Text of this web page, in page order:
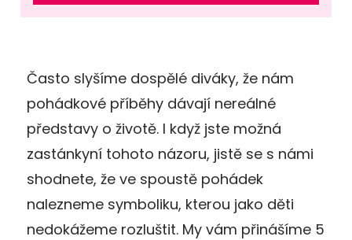
Často slyšíme dospělé diváky, že nám
pohádkové příběhy dávají nereálné
představy o životě. I když jste možná
zastánkyní tohoto názoru, jistě se s námi
shodnete, že ve spoustě pohádek
nalezneme symboliku, kterou jako děti
nedokážeme rozluštit. My vám přinášíme 5